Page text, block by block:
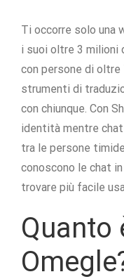
Ti occorre solo una
i suoi oltre 3 milioni
con persone di
strumenti di
con chiunque. Con
identità mentre
tra le persone
conoscono le chat
trovare più facile
Quanto